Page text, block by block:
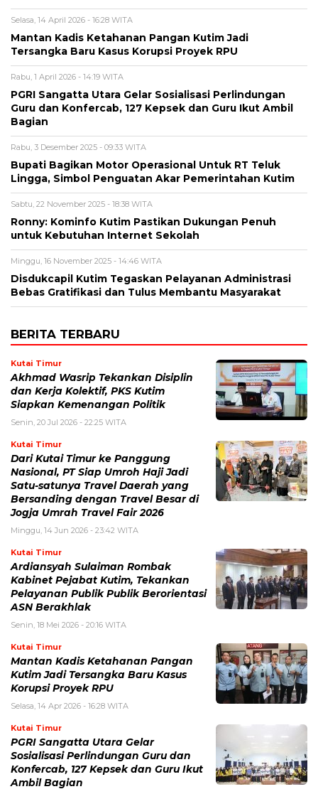
Selasa, 14 April 2026 - 16:28 WITA
Mantan Kadis Ketahanan Pangan Kutim Jadi
Tersangka Baru Kasus Korupsi Proyek RPU
Rabu, 1 April 2026 - 14:19 WITA
PGRI Sangatta Utara Gelar Sosialisasi Perlindungan
Guru dan Konfercab, 127 Kepsek dan Guru Ikut Ambil
Bagian
Rabu, 3 Desember 2025 - 09:33 WITA
Bupati Bagikan Motor Operasional Untuk RT Teluk
Lingga, Simbol Penguatan Akar Pemerintahan Kutim
Sabtu, 22 November 2025 - 18:38 WITA
Ronny: Kominfo Kutim Pastikan Dukungan Penuh
untuk Kebutuhan Internet Sekolah
Minggu, 16 November 2025 - 14:46 WITA
Disdukcapil Kutim Tegaskan Pelayanan Administrasi
Bebas Gratifikasi dan Tulus Membantu Masyarakat
BERITA TERBARU
Kutai Timur
Akhmad Wasrip Tekankan Disiplin
dan Kerja Kolektif, PKS Kutim
Siapkan Kemenangan Politik
Senin, 20 Jul 2026 - 22:25 WITA
Kutai Timur
Dari Kutai Timur ke Panggung
Nasional, PT Siap Umroh Haji Jadi
Satu-satunya Travel Daerah yang
Bersanding dengan Travel Besar di
Jogja Umrah Travel Fair 2026
Minggu, 14 Jun 2026 - 23:42 WITA
Kutai Timur
Ardiansyah Sulaiman Rombak
Kabinet Pejabat Kutim, Tekankan
Pelayanan Publik Publik Berorientasi
ASN Berakhlak
Senin, 18 Mei 2026 - 20:16 WITA
Kutai Timur
Mantan Kadis Ketahanan Pangan
Kutim Jadi Tersangka Baru Kasus
Korupsi Proyek RPU
Selasa, 14 Apr 2026 - 16:28 WITA
Kutai Timur
PGRI Sangatta Utara Gelar
Sosialisasi Perlindungan Guru dan
Konfercab, 127 Kepsek dan Guru Ikut
Ambil Bagian